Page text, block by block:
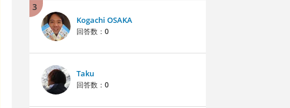
3
Kogachi OSAKA
回答数： 0
Taku
回答数： 0